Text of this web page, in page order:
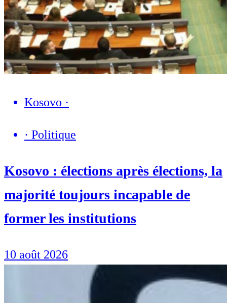
Kosovo ·
· Politique
Kosovo : élections après élections, la
majorité toujours incapable de
former les institutions
10 août 2026